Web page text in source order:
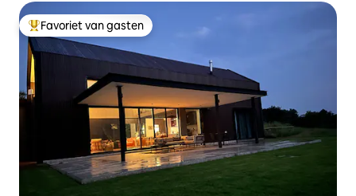
Topfavoriet van gasten
Favoriet van gasten